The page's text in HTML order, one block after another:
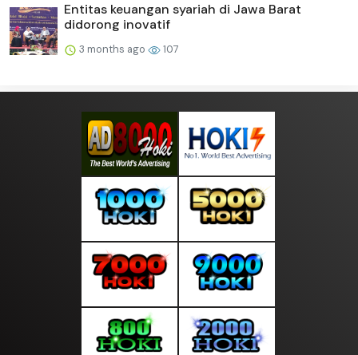
Entitas keuangan syariah di Jawa Barat
didorong inovatif
3 months ago 107